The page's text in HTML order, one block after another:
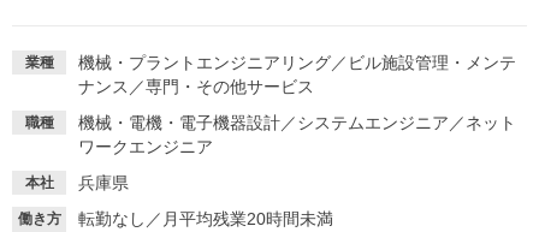
採用情報を探す
説明会を探す
インターンを探す
イベントを探す
就活ノウハウ・サポート
業種 機械・プラントエンジニアリング／ ビル施設管理・メンテ
ナンス ／専門・その他サービス
職種 機械・電機・電子機器設計／システムエンジニア ／ネット
ワークエンジニア
本社 兵庫県
働き方
転勤なし ／ 月平均残業20時間未満